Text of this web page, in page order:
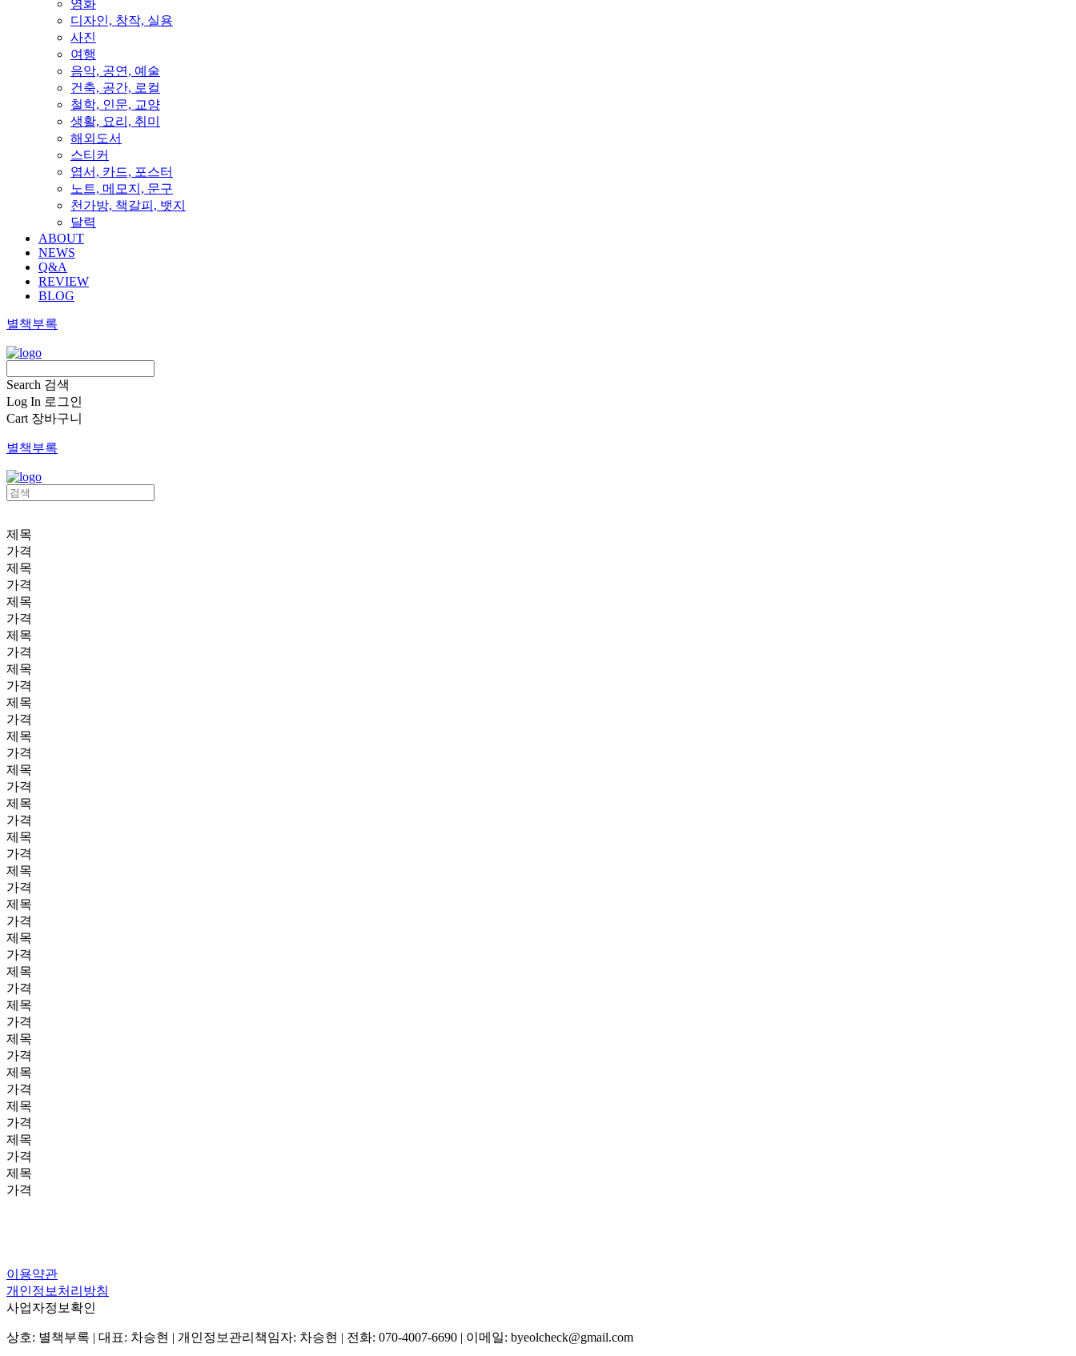
영화
디자인, 창작, 실용
사진
여행
음악, 공연, 예술
건축, 공간, 로컬
철학, 인문, 교양
생활, 요리, 취미
해외도서
스티커
엽서, 카드, 포스터
노트, 메모지, 문구
천가방, 책갈피, 뱃지
달력
ABOUT
NEWS
Q&A
REVIEW
BLOG
별책부록
Search 검색
Log In 로그인
Cart 장바구니
별책부록
제목
가격
제목
가격
제목
가격
제목
가격
제목
가격
제목
가격
제목
가격
제목
가격
제목
가격
제목
가격
제목
가격
제목
가격
제목
가격
제목
가격
제목
가격
제목
가격
제목
가격
제목
가격
제목
가격
제목
가격
이용약관
개인정보처리방침
사업자정보확인
상호: 별책부록 | 대표: 차승현 | 개인정보관리책임자: 차승현 | 전화: 070-4007-6690 | 이메일: byeolcheck@gmail.com